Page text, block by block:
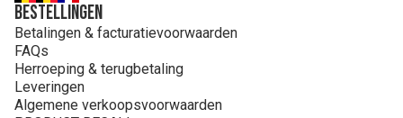
Bestellingen
Betalingen & facturatievoorwaarden
FAQs
Herroeping & terugbetaling
Leveringen
Algemene verkoopsvoorwaarden